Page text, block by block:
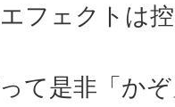
フェクトは
て是非「か